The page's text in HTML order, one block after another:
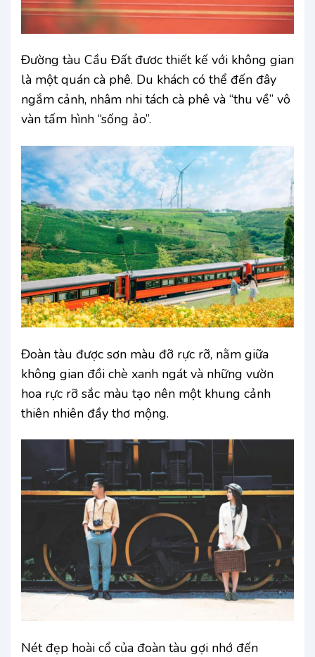
Đường tàu Cầu Đất đươc thiết kế với không gian
là một quán cà phê. Du khách có thể đến đây
ngắm cảnh, nhâm nhi tách cà phê và “thu về” vô
vàn tấm hình “sống ảo”.
Đoàn tàu được sơn màu đỡ rực rỡ, nằm giữa
không gian đồi chè xanh ngát và những vườn
hoa rực rỡ sắc màu tạo nên một khung cảnh
thiên nhiên đầy thơ mộng.
Nét đẹp hoài cổ của đoàn tàu gợi nhớ đến